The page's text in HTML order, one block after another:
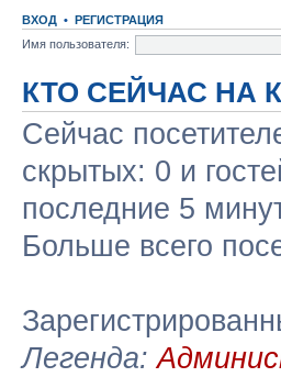
ВХОД • РЕГИСТРАЦИЯ
Имя пользователя:
КТО СЕЙЧАС НА
Сейчас
скрытых: 0 и
последние 5
Больше всего
Легенда: